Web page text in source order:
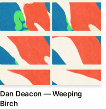
Dan Deacon — Weeping
Birch